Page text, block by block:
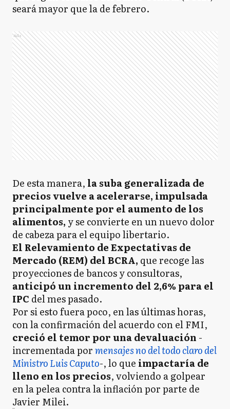
seará mayor que la de febrero.
Ads
De esta manera, la suba generalizada de
precios vuelve a acelerarse, impulsada
principalmente por el aumento de los
alimentos, y se convierte en un nuevo dolor
de cabeza para el equipo libertario.
El Relevamiento de Expectativas de
Mercado (REM) del BCRA, que recoge las
proyecciones de bancos y consultoras,
anticipó un incremento del 2,6% para el
IPC del mes pasado.
Por si esto fuera poco, en las últimas horas,
con la confirmación del acuerdo con el FMI,
creció el temor por una devaluación -
incrementada pormensajes no del todo claro del
Ministro Luis Caputo-, lo que impactaría de
lleno en los precios, volviendo a golpear
en la pelea contra la inflación por parte de
Javier Milei.